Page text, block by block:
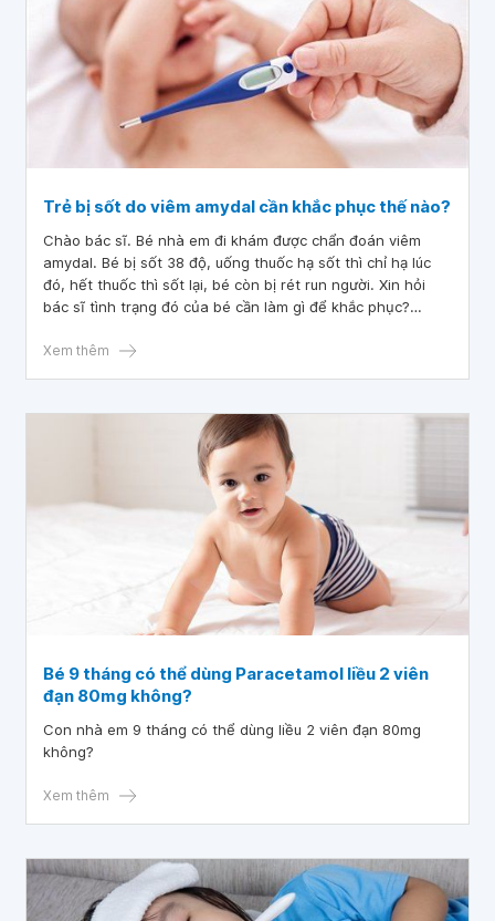
Trẻ bị sốt do viêm amydal cần khắc phục thế nào?
Chào bác sĩ. Bé nhà em đi khám được chẩn đoán viêm
amydal. Bé bị sốt 38 độ, uống thuốc hạ sốt thì chỉ hạ lúc
đó, hết thuốc thì sốt lại, bé còn bị rét run người. Xin hỏi
bác sĩ tình trạng đó của bé cần làm gì để khắc phục?
Xem thêm
Bé 9 tháng có thể dùng Paracetamol liều 2 viên
đạn 80mg không?
Con nhà em 9 tháng có thể dùng liều 2 viên đạn 80mg
không?
Xem thêm